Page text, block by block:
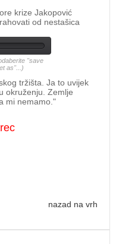
krize Jakopović
od nestašica
"save
as"...)
tržišta. Ja to uvijek
okruženju. Zemlje
mi nemamo."
nazad na vrh